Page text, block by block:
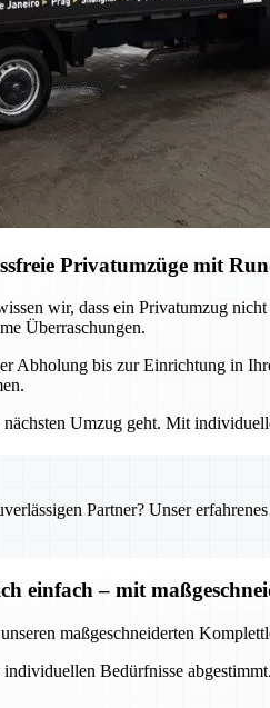
Privatumzüge mit
wir, dass ein Privatumzug
Überraschungen.
Abholung bis zur Einrichtung in
Umzug geht. Mit
Partner? Unser
einfach – mit
maßgeschneiderten
Bedürfnisse